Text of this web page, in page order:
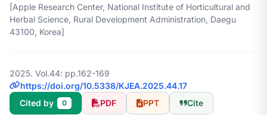
[Apple Research Center, National Institute of Horticultural and
Herbal Science, Rural Development Administration, Daegu
43100, Korea]
2025. Vol.44: pp.162-169
https://doi.org/10.5338/KJEA.2025.44.17
Cited by
0 PDF PPT Cite